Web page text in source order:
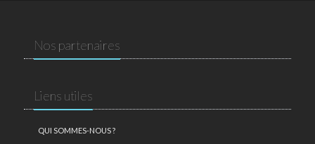
Nos partenaires
Liens utiles
QUI SOMMES-NOUS ?